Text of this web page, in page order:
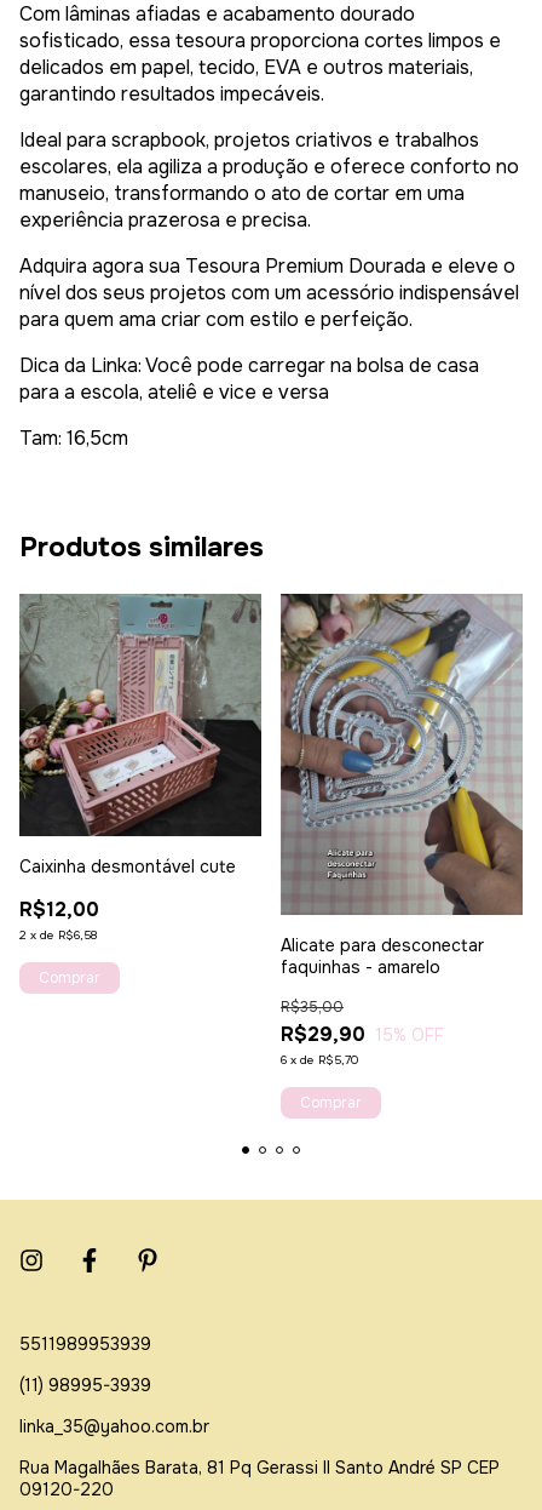
Com lâminas afiadas e acabamento dourado
sofisticado, essa tesoura proporciona cortes limpos e
delicados em papel, tecido, EVA e outros materiais,
garantindo resultados impecáveis.
Ideal para scrapbook, projetos criativos e trabalhos
escolares, ela agiliza a produção e oferece conforto no
manuseio, transformando o ato de cortar em uma
experiência prazerosa e precisa.
Adquira agora sua Tesoura Premium Dourada e eleve o
nível dos seus projetos com um acessório indispensável
para quem ama criar com estilo e perfeição.
Dica da Linka: Você pode carregar na bolsa de casa
para a escola, ateliê e vice e versa
Tam: 16,5cm
Produtos similares
Caixinha desmontável cute
R$12,00
2 x de R$6,58
Alicate para desconectar
faquinhas - amarelo
R$29,90
R$35,00
15% OFF
6 x de R$5,70
5511989953939
(11) 98995-3939
linka_35@yahoo.com.br
Rua Magalhães Barata, 81 Pq Gerassi ll Santo André SP CEP
09120-220